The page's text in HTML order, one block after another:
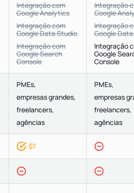
Integração com
Google Analytics
Integração com
Google Data Studio
Integração com
Google Search
Console
Integração
Google
Integração
Google
Integração
Google
Console
PMEs,
empresas grandes,
freelancers,
agências
PMEs,
empresas
freelancers,
agências
$7